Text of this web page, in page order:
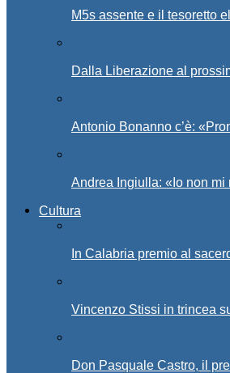
M5s assente e il tesoretto
Dalla Liberazione al
Antonio Bonanno c’è:
Andrea Ingiulla: «Io non
Cultura
In Calabria premio al
Vincenzo Stissi in trincea
Don Pasquale Castro, il